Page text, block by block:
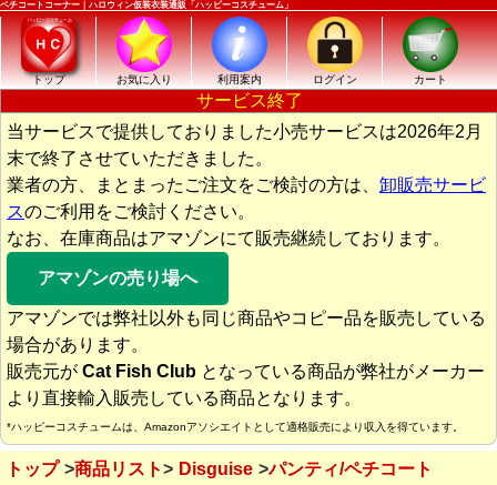
ペチコートコーナー｜ハロウィン仮装衣装通販「ハッピーコスチューム」
トップ お気に入り 利用案内 ログイン カート
サービス終了
当サービスで提供しておりました小売サービスは2026年2月
末で終了させていただきました。
業者の方、まとまったご注文をご検討の方は、 卸販売サービ
スのご利用をご検討ください。
なお、在庫商品はアマゾンにて販売継続しております。
アマゾンの売り場へ
アマゾンでは弊社以外も同じ商品やコピー品を販売している
場合があります。
販売元が Cat Fish Club となっている商品が弊社がメーカー
より直接輸入販売している商品となります。
*ハッピーコスチュームは、Amazonアソシエイトとして適格販売により収入を得ています。
トップ 商品リスト Disguise パンティ/ペチコート